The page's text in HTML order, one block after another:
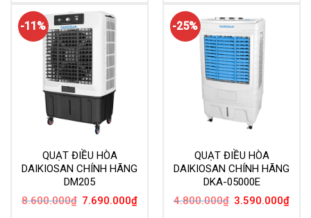
3.900.000₫.
3.290.000₫.
-11%
QUẠT ĐIỀU HÒA
DAIKIOSAN CHÍNH HÃNG
DM205
8.600.000₫ Giá
gốc
7.690.000₫Giá
-25%
QUẠT ĐIỀU HÒA
DAIKIOSAN CHÍNH HÃNG
DKA-05000E
4.800.000₫ Giá
gốc
3.590.000₫Giá